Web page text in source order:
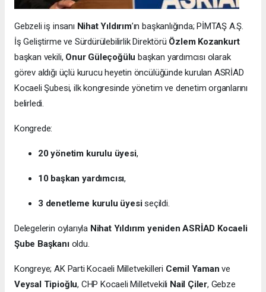
Gebzeli iş insanı Nihat Yıldırım’ın başkanlığında; PİMTAŞ A.Ş.
İş Geliştirme ve Sürdürülebilirlik Direktörü Özlem Kozankurt
başkan vekili, Onur Güleçoğülu başkan yardımcısı olarak
görev aldığı üçlü kurucu heyetin öncülüğünde kurulan ASRİAD
Kocaeli Şubesi, ilk kongresinde yönetim ve denetim organlarını
belirledi.
Kongrede:
20 yönetim kurulu üyesi,
10 başkan yardımcısı,
3 denetleme kurulu üyesiseçildi.
Delegelerin oylarıyla Nihat Yıldırım yeniden ASRİAD Kocaeli
Şube Başkanıoldu.
Kongreye; AK Parti Kocaeli Milletvekilleri Cemil Yaman ve
Veysal Tipioğlu, CHP Kocaeli Milletvekili Nail Çiler, Gebze